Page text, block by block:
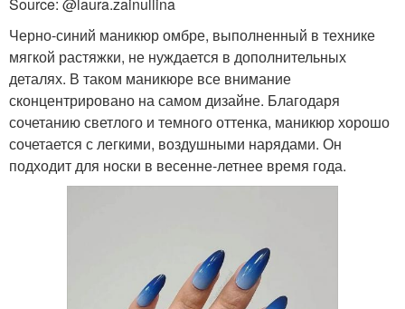
Черно-синий маникюр омбре, выполненный в технике
мягкой растяжки, не нуждается в дополнительных
деталях. В таком маникюре все внимание
сконцентрировано на самом дизайне. Благодаря
сочетанию светлого и темного оттенка, маникюр хорошо
сочетается с легкими, воздушными нарядами. Он
подходит для носки в весенне-летнее время года.